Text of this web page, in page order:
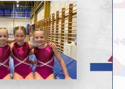
szerzett, talajon pedig
mutatja azt a következetes
amely a GYAC tornászait
edzőjének az eredményekhez